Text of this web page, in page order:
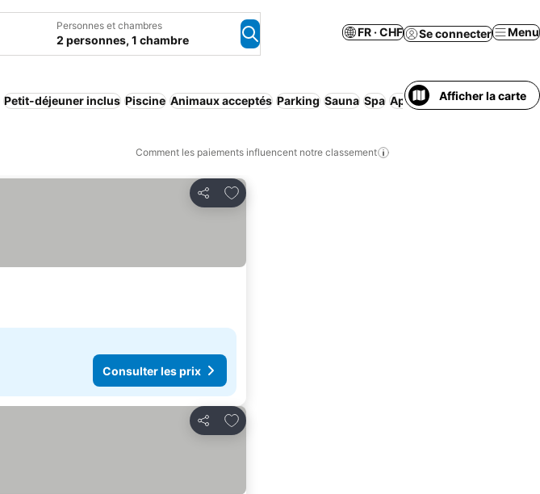
Personnes et chambres
2 personnes, 1 chambre
FR · CHF Se connecter Menu
Petit-déjeuner inclus Piscine Animaux acceptés Parking Sauna Spa Appart'hôtel Piscine
Afficher la carte
Comment les paiements influencent notre classement
Partager
Ajouter à mes favoris
Consulter les prix
Partager
Ajouter à mes favoris